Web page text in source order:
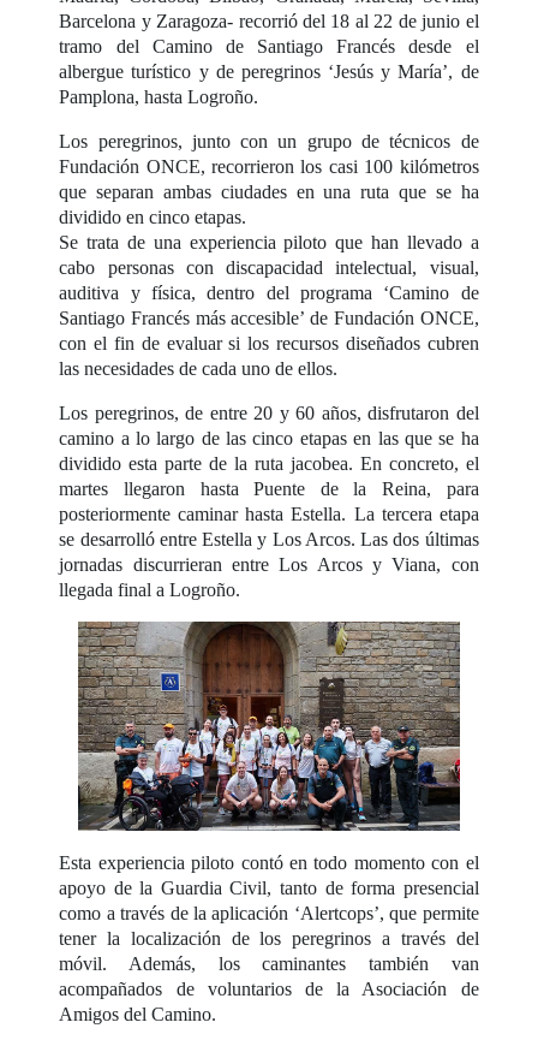
Barcelona y Zaragoza- recorrió del 18 al 22 de junio el
tramo del Camino de Santiago Francés desde el
albergue turístico y de peregrinos ‘Jesús y María’, de
Pamplona, hasta Logroño.
Los peregrinos, junto con un grupo de técnicos de
Fundación ONCE, recorrieron los casi 100 kilómetros
que separan ambas ciudades en una ruta que se ha
dividido en cinco etapas.
Se trata de una experiencia piloto que han llevado a
cabo personas con discapacidad intelectual, visual,
auditiva y física, dentro del programa ‘Camino de
Santiago Francés más accesible’ de Fundación ONCE,
con el fin de evaluar si los recursos diseñados cubren
las necesidades de cada uno de ellos.
Los peregrinos, de entre 20 y 60 años, disfrutaron del
camino a lo largo de las cinco etapas en las que se ha
dividido esta parte de la ruta jacobea. En concreto, el
martes llegaron hasta Puente de la Reina, para
posteriormente caminar hasta Estella. La tercera etapa
se desarrolló entre Estella y Los Arcos. Las dos últimas
jornadas discurrieran entre Los Arcos y Viana, con
llegada final a Logroño.
Esta experiencia piloto contó en todo momento con el
apoyo de la Guardia Civil, tanto de forma presencial
como a través de la aplicación ‘Alertcops’, que permite
tener la localización de los peregrinos a través del
móvil. Además, los caminantes también van
acompañados de voluntarios de la Asociación de
Amigos del Camino.